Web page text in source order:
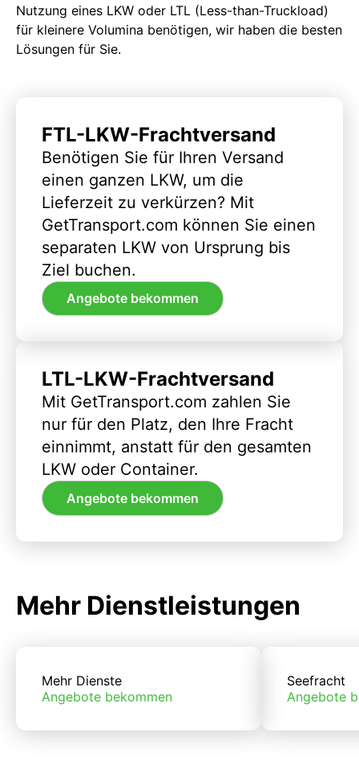
Nutzung eines LKW oder LTL (Less-than-Truckload)
für kleinere Volumina benötigen, wir haben die besten
Lösungen für Sie.
FTL-LKW-Frachtversand
Benötigen Sie für Ihren Versand
einen ganzen LKW, um die
Lieferzeit zu verkürzen? Mit
GetTransport.com können Sie einen
separaten LKW von Ursprung bis
Ziel buchen.
Angebote bekommen
LTL-LKW-Frachtversand
Mit GetTransport.com zahlen Sie
nur für den Platz, den Ihre Fracht
einnimmt, anstatt für den gesamten
LKW oder Container.
Angebote bekommen
Mehr Dienstleistungen
Mehr Dienste
Angebote bekommen
Seefracht
Angebote